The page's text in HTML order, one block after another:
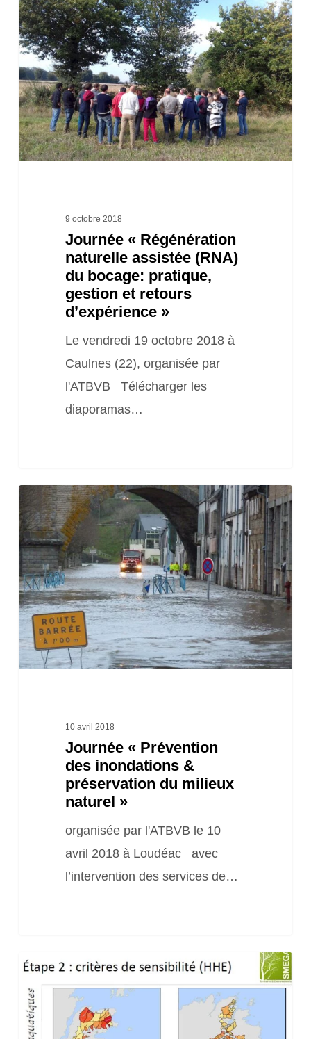
« Régénération
naturelle
assistée
(RNA)
du
bocage:
pratique,
d’expérience »
9 octobre 2018
Journée « Régénération
naturelle assistée (RNA)
du bocage: pratique,
gestion et retours
d’expérience »
Le vendredi 19 octobre 2018 à
Caulnes (22), organisée par
l'ATBVB Télécharger les
diaporamas…
Journée
«
Prévention
des
inondations
&
préservation
10 avril 2018
Journée « Prévention
des inondations &
préservation du milieux
naturel »
organisée par l'ATBVB le 10
avril 2018 à Loudéac avec
l’intervention des services de…
Journée
« Méthodes
de
cartographie,